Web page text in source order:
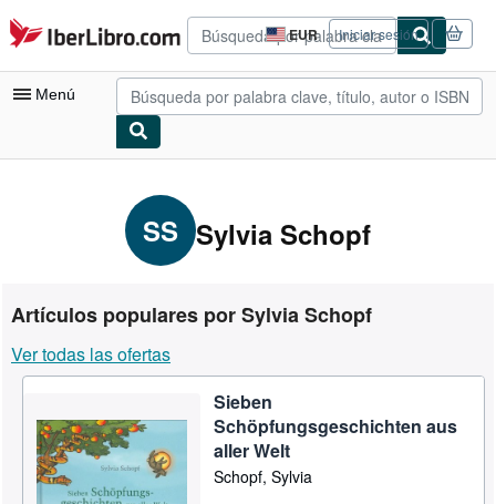
Pasar al contenido principal
IberLibro.com EUR
Preferencias
de
compra
del
Iniciar sesión
Menú
Consultar mis pedidos
Búsqueda avanzada
Libros antiguos
Arte y coleccionismo
Comenzar a vender
Ayuda
SS Sylvia Schopf
Artículos populares por Sylvia Schopf
Ver todas las ofertas
Sieben
Schöpfungsgeschichten aus
aller Welt
Schopf, Sylvia